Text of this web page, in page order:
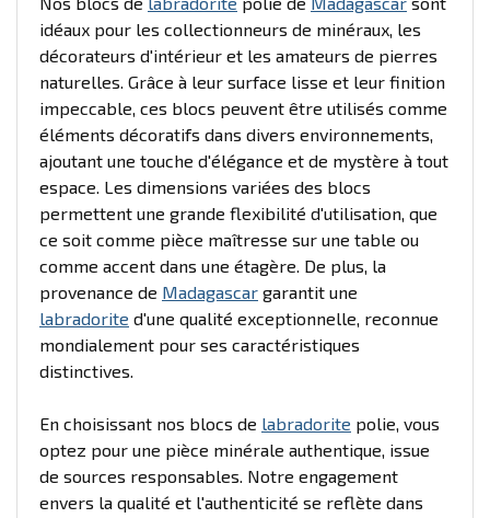
idéaux pour les collectionneurs de minéraux, les
décorateurs d'intérieur et les amateurs de pierres
naturelles. Grâce à leur surface lisse et leur finition
impeccable, ces blocs peuvent être utilisés comme
éléments décoratifs dans divers environnements,
ajoutant une touche d'élégance et de mystère à tout
espace. Les dimensions variées des blocs
permettent une grande flexibilité d'utilisation, que
ce soit comme pièce maîtresse sur une table ou
comme accent dans une étagère. De plus, la
provenance de Madagascar garantit une
labradorite d'une qualité exceptionnelle, reconnue
mondialement pour ses caractéristiques
distinctives.
En choisissant nos blocs de labradorite polie, vous
optez pour une pièce minérale authentique, issue
de sources responsables. Notre engagement
envers la qualité et l'authenticité se reflète dans